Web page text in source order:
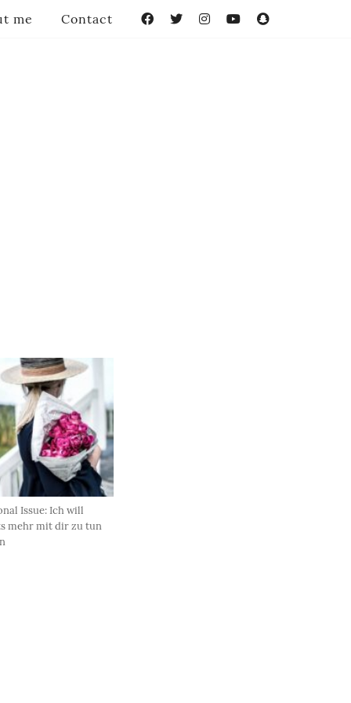
Issue: Ich will
mehr mit dir zu tun
me Contact FacebookTwitterInstagramYouTube